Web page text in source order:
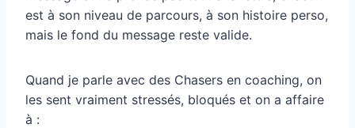
est à son niveau de parcours, à son histoire perso,
mais le fond du message reste valide.
Quand je parle avec des Chasers en coaching, on
les sent vraiment stressés, bloqués et on a affaire
à :